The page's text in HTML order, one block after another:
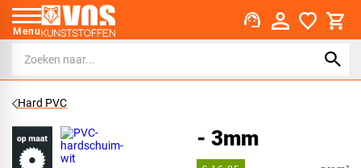
Menu support_agent
Hard PVC
- 3mm